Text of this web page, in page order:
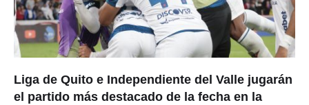
Liga de Quito e Independiente del Valle jugarán
el partido más destacado de la fecha en la